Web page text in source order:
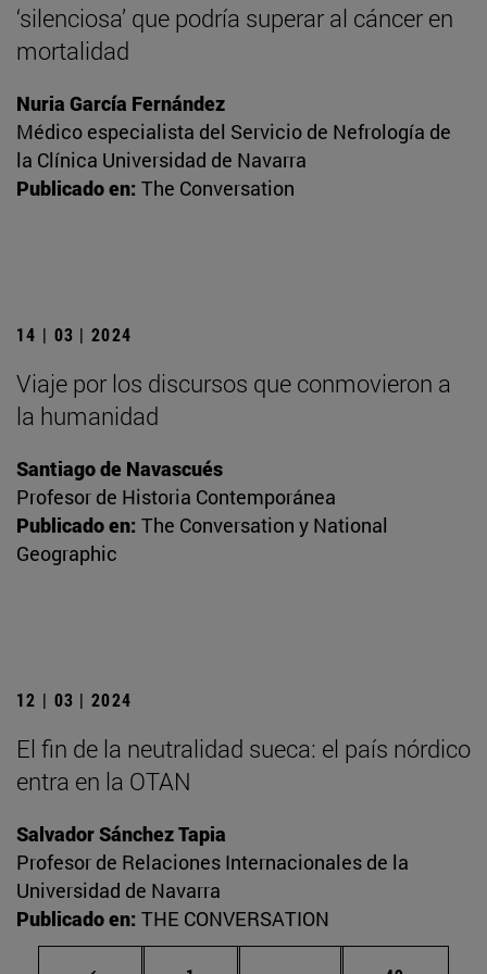
‘silenciosa’ que podría superar al cáncer en
mortalidad
Nuria García Fernández
Médico especialista del Servicio de Nefrología de
la Clínica Universidad de Navarra
Publicado en: The Conversation
14 | 03 | 2024
Viaje por los discursos que conmovieron a
la humanidad
Santiago de Navascués
Profesor de Historia Contemporánea
Publicado en: The Conversation y National
Geographic
12 | 03 | 2024
El fin de la neutralidad sueca: el país nórdico
entra en la OTAN
Salvador Sánchez Tapia
Profesor de Relaciones Internacionales de la
Universidad de Navarra
Publicado en: THE CONVERSATION